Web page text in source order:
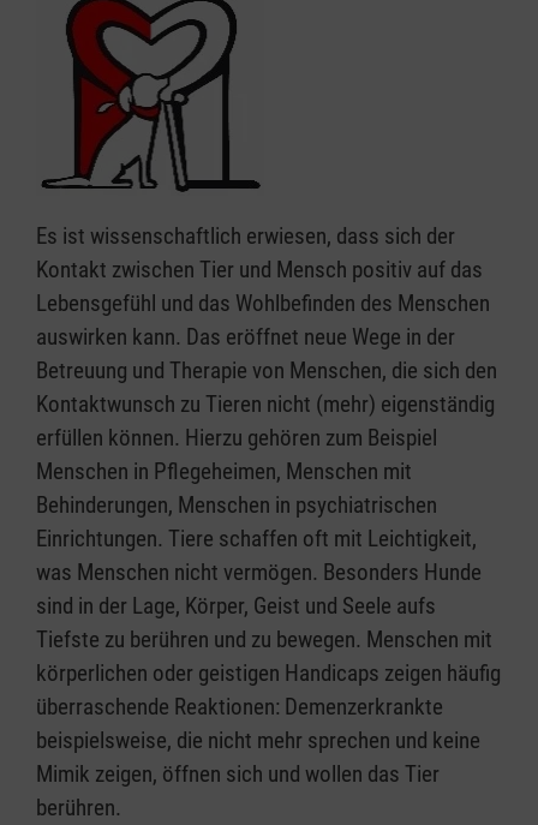
Es ist wissenschaftlich erwiesen, dass sich der
Kontakt zwischen Tier und Mensch positiv auf das
Lebensgefühl und das Wohlbefinden des Menschen
auswirken kann. Das eröffnet neue Wege in der
Betreuung und Therapie von Menschen, die sich den
Kontaktwunsch zu Tieren nicht (mehr) eigenständig
erfüllen können. Hierzu gehören zum Beispiel
Menschen in Pflegeheimen, Menschen mit
Behinderungen, Menschen in psychiatrischen
Einrichtungen. Tiere schaffen oft mit Leichtigkeit,
was Menschen nicht vermögen. Besonders Hunde
sind in der Lage, Körper, Geist und Seele aufs
Tiefste zu berühren und zu bewegen. Menschen mit
körperlichen oder geistigen Handicaps zeigen häufig
überraschende Reaktionen: Demenzerkrankte
beispielsweise, die nicht mehr sprechen und keine
Mimik zeigen, öffnen sich und wollen das Tier
berühren.